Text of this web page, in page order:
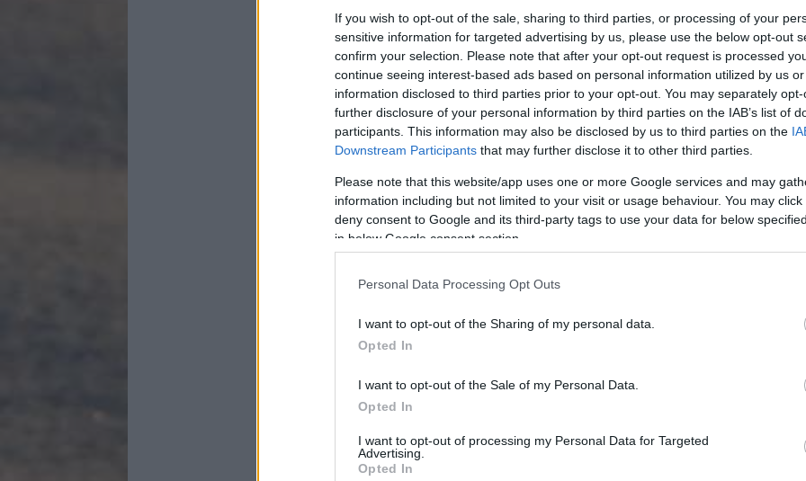
If you wish to opt-out of the sale, sharing to third parties, or processing of your
sensitive information for targeted advertising by us, please use the below opt-out
confirm your selection. Please note that after your opt-out request is processed
continue seeing interest-based ads based on personal information utilized by us
information disclosed to third parties prior to your opt-out. You may separately
further disclosure of your personal information by third parties on the IAB’s list of
participants. This information may also be disclosed by us to third parties on the
Downstream Participants that may further disclose it to other third parties.
Please note that this website/app uses one or more Google services and may
information including but not limited to your visit or usage behaviour. You may
deny consent to Google and its third-party tags to use your data for below
in below Google consent section.
Personal Data Processing Opt Outs
I want to opt-out of the Sharing of my personal data.
Opted In
I want to opt-out of the Sale of my Personal Data.
Opted In
I want to opt-out of processing my Personal Data for Targeted
Advertising.
Opted In